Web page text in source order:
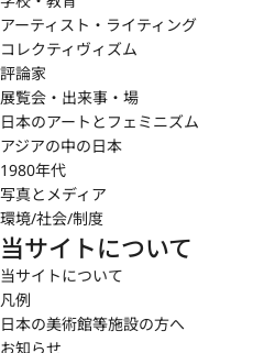
アーティスト・ライティング
コレクティヴィズム
評論家
展覧会・出来事・場
日本のアートとフェミニズム
アジアの中の日本
1980年代
写真とメディア
環境/社会/制度
当サイトについて
当サイトについて
凡例
日本の美術館等施設の方へ
お知らせ